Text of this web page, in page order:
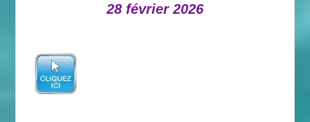
28 février 2026